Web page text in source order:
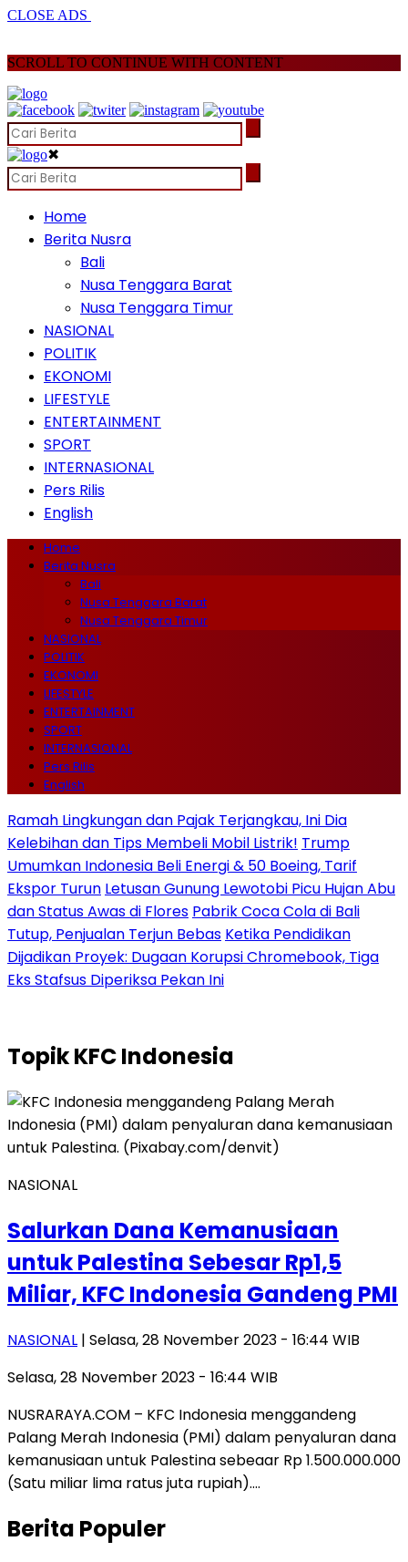
CLOSE ADS
SCROLL TO CONTINUE WITH CONTENT
✖
Home
Berita Nusra
Bali
Nusa Tenggara Barat
Nusa Tenggara Timur
NASIONAL
POLITIK
EKONOMI
LIFESTYLE
ENTERTAINMENT
SPORT
INTERNASIONAL
Pers Rilis
English
Home
Berita Nusra
Bali
Nusa Tenggara Barat
Nusa Tenggara Timur
NASIONAL
POLITIK
EKONOMI
LIFESTYLE
ENTERTAINMENT
SPORT
INTERNASIONAL
Pers Rilis
English
Ramah Lingkungan dan Pajak Terjangkau, Ini Dia
Kelebihan dan Tips Membeli Mobil Listrik! Trump
Umumkan Indonesia Beli Energi & 50 Boeing, Tarif
Ekspor Turun Letusan Gunung Lewotobi Picu Hujan Abu
dan Status Awas di Flores Pabrik Coca Cola di Bali
Tutup, Penjualan Terjun Bebas Ketika Pendidikan
Dijadikan Proyek: Dugaan Korupsi Chromebook, Tiga
Eks Stafsus Diperiksa Pekan Ini
TopikKFC Indonesia
NASIONAL
Salurkan Dana Kemanusiaan
untuk Palestina Sebesar Rp1,5
Miliar, KFC Indonesia Gandeng PMI
NASIONAL | Selasa, 28 November 2023 - 16:44 WIB
Selasa, 28 November 2023 - 16:44 WIB
NUSRARAYA.COM – KFC Indonesia menggandeng
Palang Merah Indonesia (PMI) dalam penyaluran dana
kemanusiaan untuk Palestina sebeaar Rp 1.500.000.000
(Satu miliar lima ratus juta rupiah)….
Berita Populer